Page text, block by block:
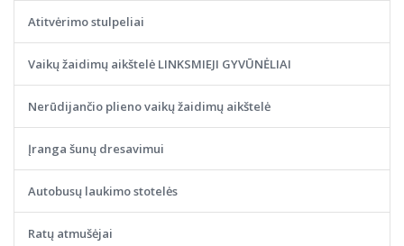
Atitvėrimo stulpeliai
Vaikų žaidimų aikštelė LINKSMIEJI GYVŪNĖLIAI
Nerūdijančio plieno vaikų žaidimų aikštelė
Įranga šunų dresavimui
Autobusų laukimo stotelės
Ratų atmušėjai